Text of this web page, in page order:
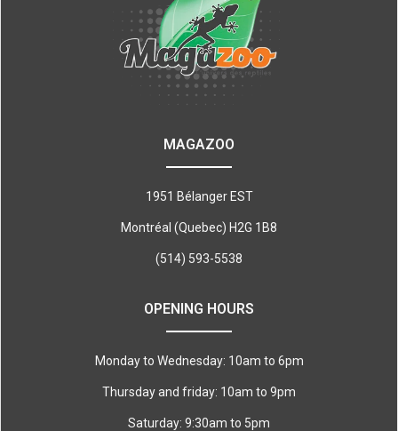
MAGAZOO
1951 Bélanger EST
Montréal (Quebec) H2G 1B8
(514) 593-5538
OPENING HOURS
Monday to Wednesday: 10am to 6pm
Thursday and friday: 10am to 9pm
Saturday: 9:30am to 5pm